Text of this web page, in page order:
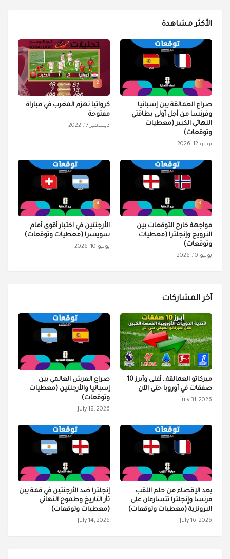
الأكثر مشاهدة
1
صراع العمالقة بين إسبانيا
وفرنسا من أجل أولى بطاقتي
النهائي الكبير (معطيات
وتوقعات)
يوليو 12, 2026
2
كرواتيا تهزم المغرب في مباراة
مفتوحة
ديسمبر 17, 2022
3
مواجهة خارج التوقعات بين
النرويج وإنجلترا (معطيات
وتوقعات)
يوليو 10, 2026
4
الأرجنتين في اختبار أقوى أمام
سويسرا (معطيات وتوقعات)
يوليو 10, 2026
آخر المشاركات
ميركاتو العمالقة.. أغلى وأبرز 10
صفقات في أوروبا حتى الآن
July 31, 2026
صراع العرش العالمي بين
إسبانيا والأرجنتين (معطيات
وتوقعات)
July 18, 2026
بعد الإقصاء من حلم اللقب..
فرنسا وإنجلترا تتسارعان على
البرونزية (معطيات وتوقعات)
July 16, 2026
إنجلترا ضد الأرجنتين في قمة بين
ثأر التاريخ وطموح النهائي
(معطيات وتوقعات)
July 14, 2026